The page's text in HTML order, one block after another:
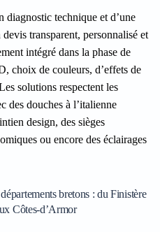
diagnostic technique et d’une
transparent, personnalisé et
intégré dans la phase de
choix de couleurs, d’effets de
solutions respectent les
des douches à l’italienne
design, des sièges
ou encore des éclairages
bretons : du Finistère
Côtes-d’Armor